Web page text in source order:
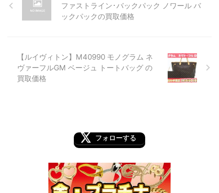
ファストライン･バックパック ノワール バ
ックパックの買取価格
【ルイヴィトン】M40990 モノグラム ネ
ヴァーフルGM ベージュ トートバッグ の
買取価格
フォローする